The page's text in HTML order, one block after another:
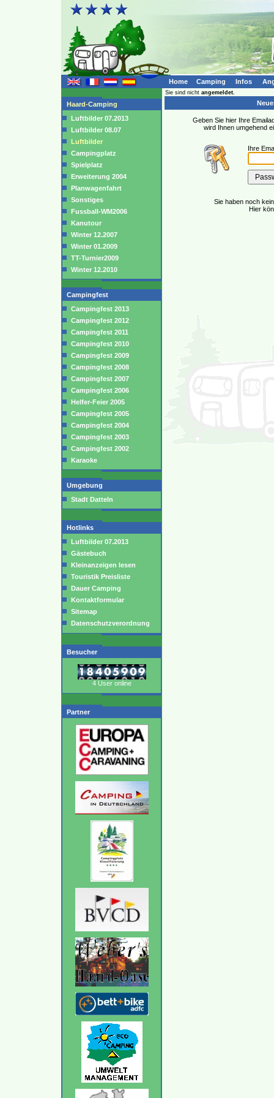
Home Camping Infos
Haard-Camping
Luftbilder 07.2013
Luftbilder 08.07
Luftbilder
Campingplatz
Spielplatz
Erweiterung 2004
Planwagenfahrt
Sonstiges
Fussball-WM2006
Kanutour
Winter 12.2007
Winter 01.2009
TT-Turnier2009
Winter 12.2010
Campingfest
Campingfest 2013
Campingfest 2012
Campingfest 2011
Campingfest 2010
Campingfest 2009
Campingfest 2008
Campingfest 2007
Campingfest 2006
Helfer-Feier 2005
Campingfest 2005
Campingfest 2004
Campingfest 2003
Campingfest 2002
Karaoke
Umgebung
Stadt Datteln
Hotlinks
Luftbilder 07.2013
Gästebuch
Kleinanzeigen lesen
Touristik Preisliste
Dauer Camping
Kontaktformular
Sitemap
Datenschutzverordnung
Besucher
4 User online
Partner
Sie sind nicht angemeldet.
Geben Sie hier Ihre
wird Ihnen umgehend
Ihre
Sie haben noch
Hier